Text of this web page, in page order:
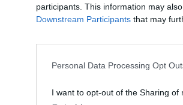
participants. This information may
Downstream Participants that may
Personal Data Processing Opt
I want to opt-out of the Sharing of